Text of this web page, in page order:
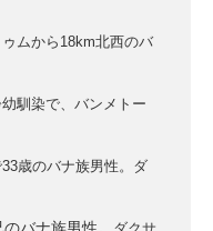
ムから18km北西のバ
馴染で、バンメトー
歳のバナ族男性。ダ
バナ族男性。